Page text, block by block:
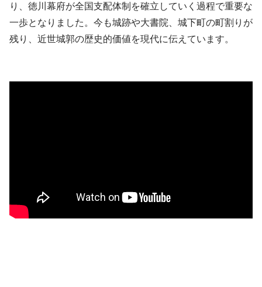
り、徳川幕府が全国支配体制を確立していく過程で重要な
一歩となりました。今も城跡や大書院、城下町の町割りが
残り、近世城郭の歴史的価値を現代に伝えています。